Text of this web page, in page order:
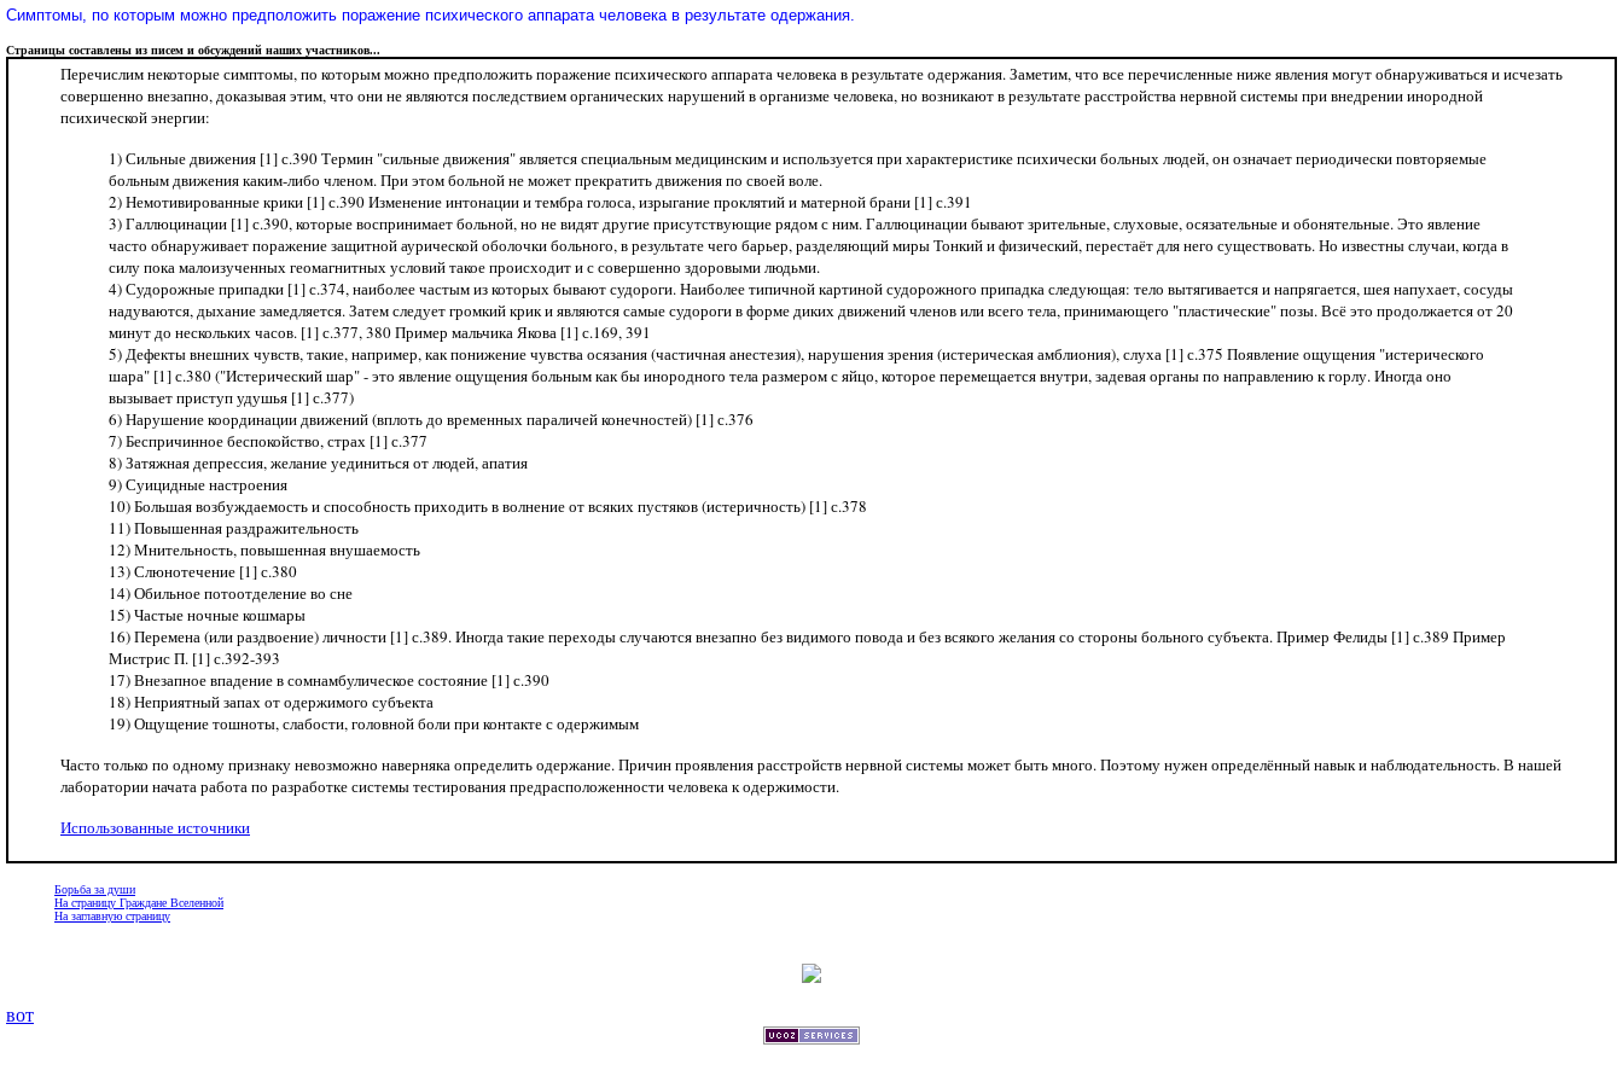
Cимптомы, по которым можно предположить поражение психического аппарата человека в результате одержания.
Страницы составлены из писем и обсуждений наших участников...
Перечислим некоторые симптомы, по которым можно предположить поражение психического аппарата человека в результате одержания. Заметим, что все перечисленные ниже явления могут обнаруживаться и исчезать
совершенно внезапно, доказывая этим, что они не являются последствием органических нарушений в организме человека, но возникают в результате расстройства нервной системы при внедрении инородной
психической энергии:
1) Сильные движения [1] с.390 Термин "сильные движения" является специальным медицинским и используется при характеристике психически больных людей, он означает периодически повторяемые
больным движения каким-либо членом. При этом больной не может прекратить движения по своей воле.
2) Немотивированные крики [1] с.390 Изменение интонации и тембра голоса, изрыгание проклятий и матерной брани [1] с.391
3) Галлюцинации [1] с.390, которые воспринимает больной, но не видят другие присутствующие рядом с ним. Галлюцинации бывают зрительные, слуховые, осязательные и обонятельные. Это явление
часто обнаруживает поражение защитной аурической оболочки больного, в результате чего барьер, разделяющий миры Тонкий и физический, перестаёт для него существовать. Но известны случаи, когда в
силу пока малоизученных геомагнитных условий такое происходит и с совершенно здоровыми людьми.
4) Судорожные припадки [1] с.374, наиболее частым из которых бывают судороги. Наиболее типичной картиной судорожного припадка следующая: тело вытягивается и напрягается, шея напухает, сосуды
надуваются, дыхание замедляется. Затем следует громкий крик и являются самые судороги в форме диких движений членов или всего тела, принимающего "пластические" позы. Всё это продолжается от 20
минут до нескольких часов. [1] с.377, 380 Пример мальчика Якова [1] с.169, 391
5) Дефекты внешних чувств, такие, например, как понижение чувства осязания (частичная анестезия), нарушения зрения (истерическая амблиония), слуха [1] с.375 Появление ощущения "истерического
шара" [1] с.380 ("Истерический шар" - это явление ощущения больным как бы инородного тела размером с яйцо, которое перемещается внутри, задевая органы по направлению к горлу. Иногда оно
вызывает приступ удушья [1] с.377)
6) Нарушение координации движений (вплоть до временных параличей конечностей) [1] с.376
7) Беспричинное беспокойство, страх [1] с.377
8) Затяжная депрессия, желание уединиться от людей, апатия
9) Суицидные настроения
10) Большая возбуждаемость и способность приходить в волнение от всяких пустяков (истеричность) [1] с.378
11) Повышенная раздражительность
12) Мнительность, повышенная внушаемость
13) Слюнотечение [1] с.380
14) Обильное потоотделение во сне
15) Частые ночные кошмары
16) Перемена (или раздвоение) личности [1] с.389. Иногда такие переходы случаются внезапно без видимого повода и без всякого желания со стороны больного субъекта. Пример Фелиды [1] с.389 Пример
Мистрис П. [1] с.392-393
17) Внезапное впадение в сомнамбулическое состояние [1] с.390
18) Неприятный запах от одержимого субъекта
19) Ощущение тошноты, слабости, головной боли при контакте с одержимым
Часто только по одному признаку невозможно наверняка определить одержание. Причин проявления расстройств нервной системы может быть много. Поэтому нужен определённый навык и наблюдательность. В нашей
лаборатории начата работа по разработке системы тестирования предрасположенности человека к одержимости.
Использованные источники
Борьба за души
На страницу Граждане Вселенной
На заглавную страницу
вот